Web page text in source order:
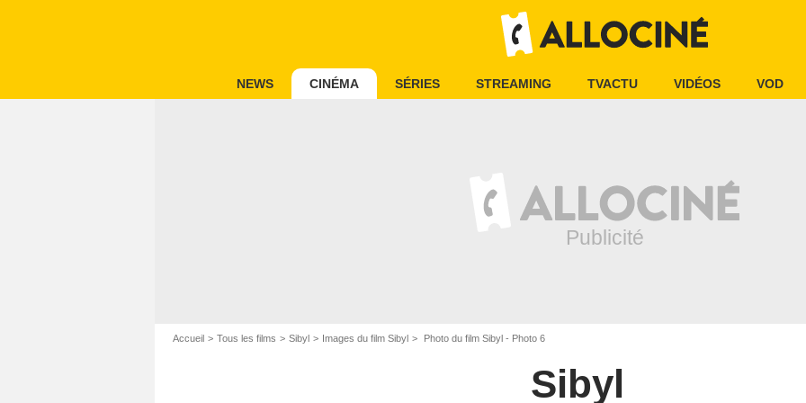
NEWS CINÉMA SÉRIES STREAMING TVACTU VIDÉOS VOD
Accueil Tous les films Sibyl Images du film Sibyl Photo du film Sibyl - Photo 6
Sibyl